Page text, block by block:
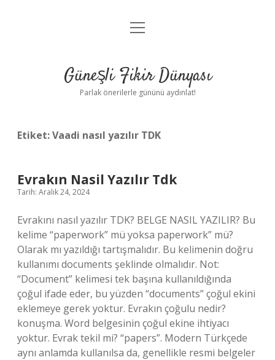
Anasayfa
Yasal Uyarı
menüyü
Güneşli Fikir Dünyası
Parlak önerilerle gününü aydınlat!
Etiket:Vaadi nasıl yazılır TDK
Evrakın Nasil Yazılır Tdk
Tarih: Aralık 24, 2024
Evrakını nasıl yazılır TDK? BELGE NASIL YAZILIR? Bu
kelime “paperwork” mü yoksa paperwork” mü?
Olarak mı yazıldığı tartışmalıdır. Bu kelimenin doğru
kullanımı documents şeklinde olmalıdır. Not:
“Document” kelimesi tek başına kullanıldığında
çoğul ifade eder, bu yüzden “documents” çoğul ekini
eklemeye gerek yoktur. Evrakın çoğulu nedir?
konuşma. Word belgesinin çoğul ekine ihtiyacı
yoktur. Evrak tekil mi? “papers”. Modern Türkçede
aynı anlamda kullanılsa da, genellikle resmi belgeler